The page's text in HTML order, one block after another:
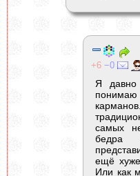
6 0
Я давно
понимаю
самых
бедра
ещё
Или как